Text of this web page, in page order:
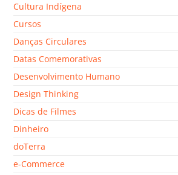
Cultura Indígena
Cursos
Danças Circulares
Datas Comemorativas
Desenvolvimento Humano
Design Thinking
Dicas de Filmes
Dinheiro
doTerra
e-Commerce